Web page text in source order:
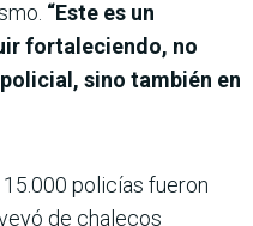
“Este es un
fortaleciendo, no
sino también en
policías fueron
de chalecos